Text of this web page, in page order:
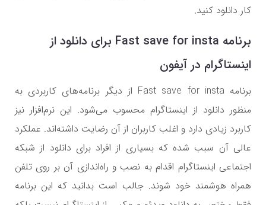
کار دانلود کنید.
برنامه Fast save for insta برای دانلود از
اینستاگرام در آیفون
برنامه Fast save for insta از دیگر برنامه‌های کاربردی به
منظور دانلود از اینستاگرام محسوب می‌شود. این نرم‌افزار نیز
کاربرد زیادی دارد و اغلب کاربران از آن رضایت داشته‌اند. عملکرد
عالی آن سبب شده که بسیاری از افراد برای دانلود از شبکه
اجتماعی اینستاگرام اقدام به نصب و راه‌اندازی آن بر روی تلفن
همراه هوشمند خود شوند. جالب است بدانید که این برنامه